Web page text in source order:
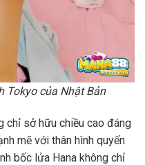
Tokyo của Nhật Bản
chỉ sở hữu chiều cao đáng
mẽ với thân hình quyến
bốc lửa Hana không chỉ